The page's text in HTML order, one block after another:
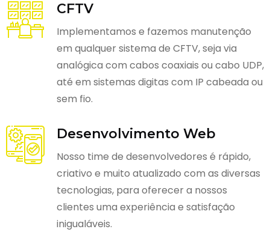
CFTV
Implementamos e fazemos manutenção
em qualquer sistema de CFTV, seja via
analógica com cabos coaxiais ou cabo UDP,
até em sistemas digitas com IP cabeada ou
sem fio.
Desenvolvimento Web
Nosso time de desenvolvedores é rápido,
criativo e muito atualizado com as diversas
tecnologias, para oferecer a nossos
clientes uma experiência e satisfação
inigualáveis.